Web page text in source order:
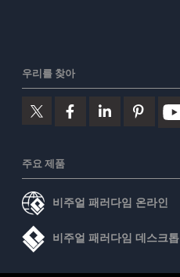
우리를 찾아
주요 제품
비주얼 패러다임 온라인
비주얼 패러다임 데스크톱